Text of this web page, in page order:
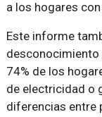
a los hogares
Este informe
74% de los
de electricidad o
diferencias entre